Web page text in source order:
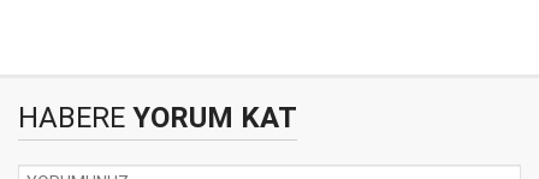
HABERE YORUM KAT